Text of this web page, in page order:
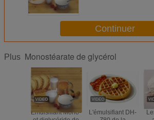
Continuer
Plus Monostéarate de glycérol
Émulsifiant Mono-
L'émulsifiant DH-